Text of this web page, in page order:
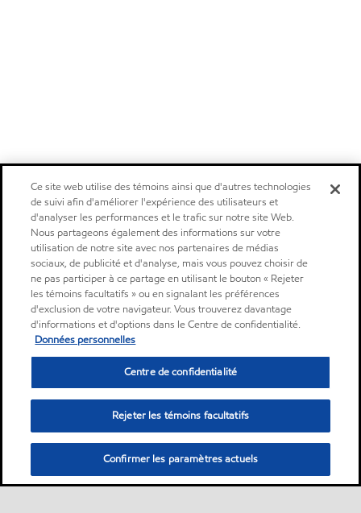
Ce site web utilise des témoins ainsi que d'autres technologies
de suivi afin d'améliorer l'expérience des utilisateurs et
d'analyser les performances et le trafic sur notre site Web.
Nous partageons également des informations sur votre
utilisation de notre site avec nos partenaires de médias
sociaux, de publicité et d'analyse, mais vous pouvez choisir de
ne pas participer à ce partage en utilisant le bouton « Rejeter
les témoins facultatifs » ou en signalant les préférences
d'exclusion de votre navigateur. Vous trouverez davantage
d'informations et d'options dans le Centre de confidentialité.
Données personnelles
Centre de confidentialité
Rejeter les témoins facultatifs
Confirmer les paramètres actuels